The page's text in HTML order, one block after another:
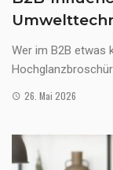
Wer im B2B etwas
26. Mai 2026